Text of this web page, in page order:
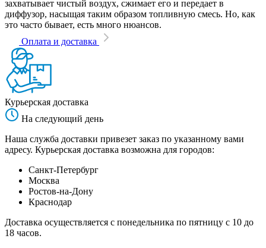
захватывает чистый воздух, сжимает его и передает в
диффузор, насыщая таким образом топливную смесь. Но, как
это часто бывает, есть много нюансов.
Оплата и доставка
Курьерская доставка
На следующий день
Наша служба доставки привезет заказ по указанному вами
адресу. Курьерская доставка возможна для городов:
Санкт-Петербург
Москва
Ростов-на-Дону
Краснодар
Доставка осуществляется с понедельника по пятницу с 10 до
18 часов.